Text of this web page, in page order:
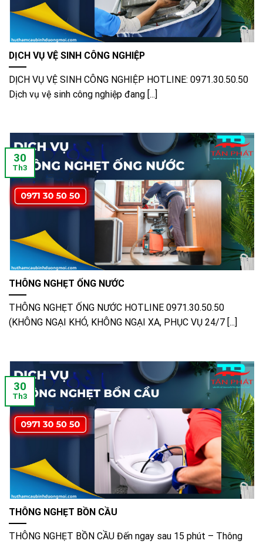
DỊCH VỤ VỆ SINH CÔNG NGHIỆP
DỊCH VỤ VỆ SINH CÔNG NGHIỆP HOTLINE: 0971.30.50.50
Dịch vụ vệ sinh công nghiệp đang [...]
THÔNG NGHẸT ỐNG NƯỚC
THÔNG NGHẸT ỐNG NƯỚC HOTLINE 0971.30.50.50
(KHÔNG NGẠI KHÓ, KHÔNG NGẠI XA, PHỤC VỤ 24/7 [...]
30
Th3
THÔNG NGHẸT BỒN CẦU
THÔNG NGHẸT BỒN CẦU Đến ngay sau 15 phút – Thông
30
Th3